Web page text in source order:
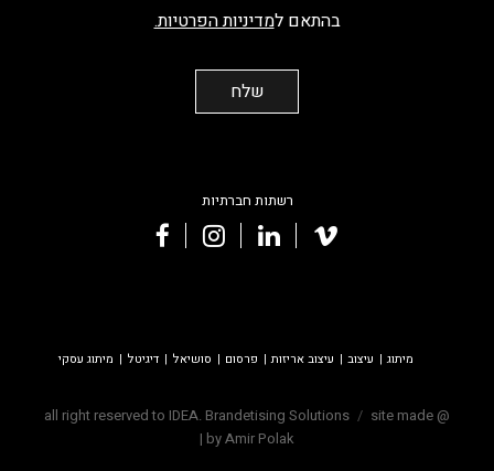
בהתאם למדיניות הפרטיות.
רשתות חברתיות
facebookinstagramlinkedin
מיתוג עיצוב עיצוב אריזות פרסום סושיאל דיגיטל מיתוג עסקי
@ all right reserved to IDEA. Brandetising Solutions
site made
by Amir Polak
|